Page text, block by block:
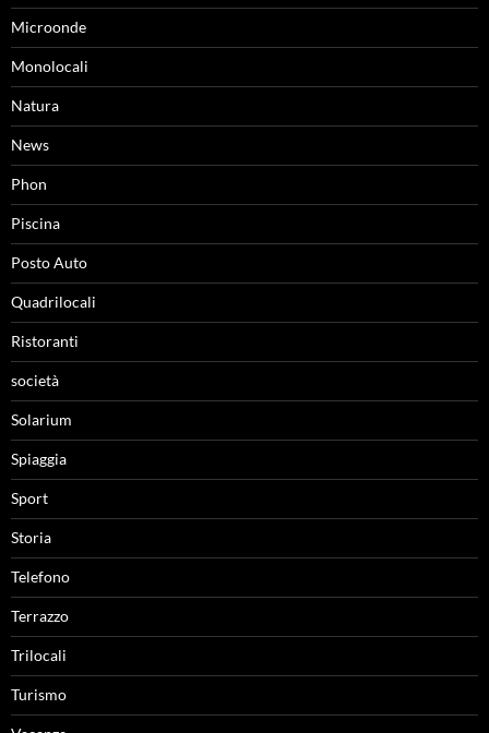
Microonde
Monolocali
Natura
News
Phon
Piscina
Posto Auto
Quadrilocali
Ristoranti
società
Solarium
Spiaggia
Sport
Storia
Telefono
Terrazzo
Trilocali
Turismo